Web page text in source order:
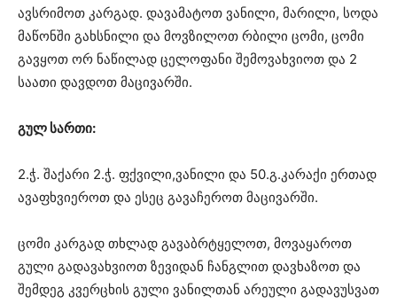
ავსრიმოთ კარგად. დავამატოთ ვანილი, მარილი, სოდა
მაწონში გახსნილი და მოვზილოთ რბილი ცომი, ცომი
გავყოთ ორ ნაწილად ცელოფანი შემოვახვიოთ და 2
საათი დავდოთ მაცივარში.
გულ სართი:
2.ჭ. შაქარი 2.ჭ. ფქვილი,ვანილი და 50.გ.კარაქი ერთად
ავაფხვიეროთ და ესეც გავაჩეროთ მაცივარში.
ცომი კარგად თხლად გავაბრტყელოთ, მოვაყაროთ
გული გადავახვიოთ ზევიდან ჩანგლით დავხაზოთ და
შემდეგ კვერცხის გული ვანილთან არეული გადავუსვათ